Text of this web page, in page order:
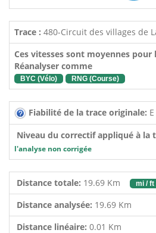
Trace : 480-Circuit des villages de
Ces vitesses sont moyennes pour
Réanalyser comme
BYC (Vélo) RNG (Course)
Fiabilité de la trace originale: E
Niveau du correctif appliqué à la
l'analyse non corrigée
Distance totale: 19.69 Km mi / ft
Distance analysée: 19.69 Km
Distance linéaire: 0.01 Km